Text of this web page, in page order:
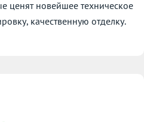
ценят новейшее техническое
качественную отделку.